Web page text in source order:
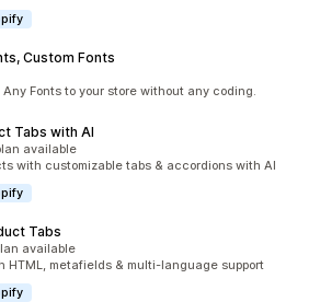
Custom Fonts
Fonts to your store without any coding.
Tabs with AI
available
with customizable tabs & accordions with AI
Tabs
available
HTML, metafields & multi-language support